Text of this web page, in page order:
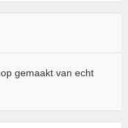
gemaakt van echt